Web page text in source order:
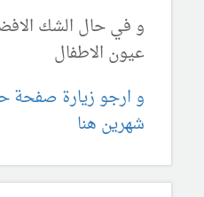
و في حال الشك
عيون الاطفال
و ارجو زيارة صفحة
شهرين هنا